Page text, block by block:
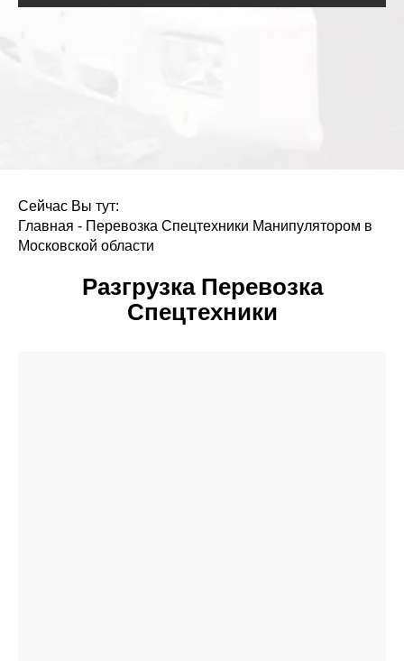
Сейчас Вы тут:
Главная - Перевозка Спецтехники Манипулятором в
Московской области
Разгрузка Перевозка
Спецтехники